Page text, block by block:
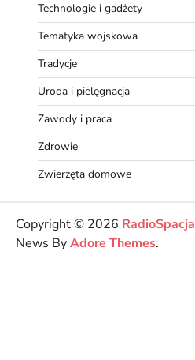
Technologie i gadżety
Tematyka wojskowa
Tradycje
Uroda i pielęgnacja
Zawody i praca
Zdrowie
Zwierzęta domowe
Copyright © 2026 RadioSpacja
News ByAdore Themes.